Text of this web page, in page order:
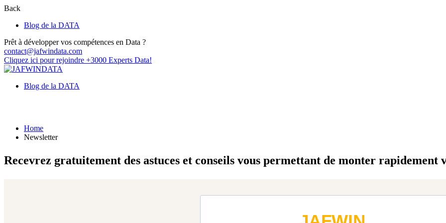
Back
Blog de la DATA
Prêt à développer vos compétences en Data ?
contact@jafwindata.com
Cliquez ici pour rejoindre +3000 Experts Data!
Blog de la DATA
Home
Newsletter
Recevrez gratuitement des astuces et conseils vous permettant de monter rapidement